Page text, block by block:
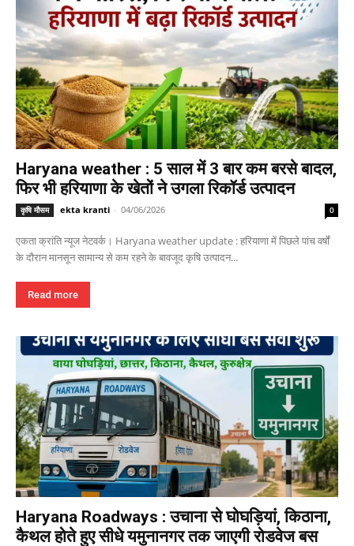
Haryana weather : 5 साल में 3 बार कम बरसे बादल,
फिर भी हरियाणा के खेतों ने उगला रिकॉर्ड उत्पादन
कृषि मौसम ekta kranti - 04/06/2026 0
एकता क्रांति न्यूज नेटवर्क। Haryana weather update : हरियाणा में पिछले पांच वर्षों
के दौरान मानसून सामान्य से कम रहने के बावजूद कृषि उत्पादन...
Read more
Haryana Roadways : उचाना से घोघड़ियां, किठाना,
कैथल होते हुए सीधे यमुनानगर तक जाएगी रोडवेज बस